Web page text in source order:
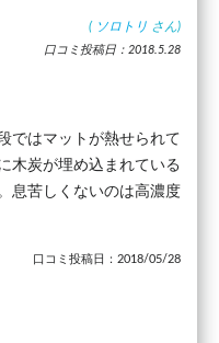
( ソロトリ さん)
口コミ投稿日：2018.5.28
ではマットが熱せられて
木炭が埋め込まれている
息苦しくないのは高濃度
口コミ投稿日：2018/05/28